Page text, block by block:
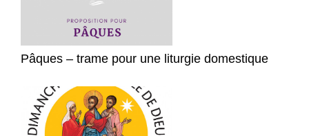
Pâques – trame pour une liturgie domestique